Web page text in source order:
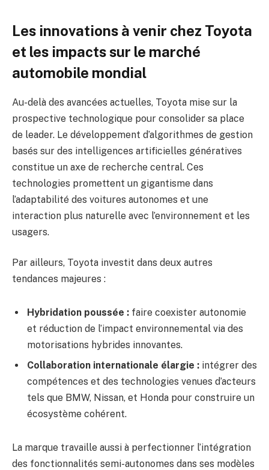
Les innovations à venir chez Toyota
et les impacts sur le marché
automobile mondial
Au-delà des avancées actuelles, Toyota mise sur la
prospective technologique pour consolider sa place
de leader. Le développement d’algorithmes de gestion
basés sur des intelligences artificielles génératives
constitue un axe de recherche central. Ces
technologies promettent un gigantisme dans
l’adaptabilité des voitures autonomes et une
interaction plus naturelle avec l’environnement et les
usagers.
Par ailleurs, Toyota investit dans deux autres
tendances majeures :
Hybridation poussée : faire coexister autonomie
et réduction de l’impact environnemental via des
motorisations hybrides innovantes.
Collaboration internationale élargie : intégrer des
compétences et des technologies venues d’acteurs
tels que BMW, Nissan, et Honda pour construire un
écosystème cohérent.
La marque travaille aussi à perfectionner l’intégration
des fonctionnalités semi-autonomes dans ses modèles